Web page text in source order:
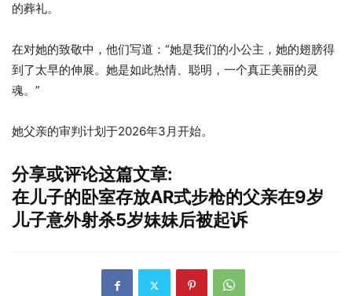
的葬礼。
在对她的致敬中，他们写道：“她是我们的小公主，她的翅膀得
到了太早的伸展。她是如此热情、聪明，一个真正美丽的灵
魂。”
她父亲的审判计划于2026年3月开始。
分享或评论这篇文章:
在儿子的卧室存放AR式步枪的父亲在9岁
儿子意外射杀5岁妹妹后被起诉